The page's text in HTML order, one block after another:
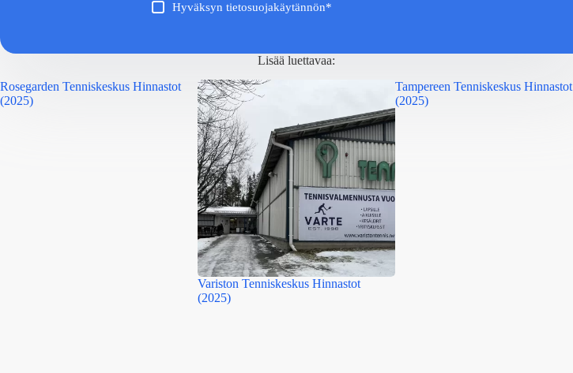
Hyväksyn tietosuojakäytännön*
Lisää luettavaa:
Rosegarden Tenniskeskus Hinnastot
(2025)
Variston Tenniskeskus Hinnastot
(2025)
Tampereen Tenniskeskus Hinnastot
(2025)